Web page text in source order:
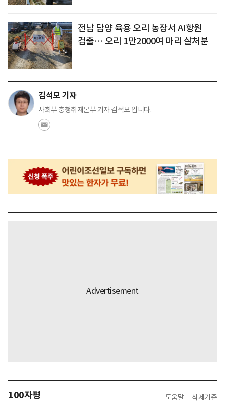
전남 담양 육용 오리 농장서 AI항원
검출… 오리 1만2000여 마리 살처분
김석모 기자
사회부 충청취재본부 기자 김석모 입니다.
100자평 도움말 삭제기준